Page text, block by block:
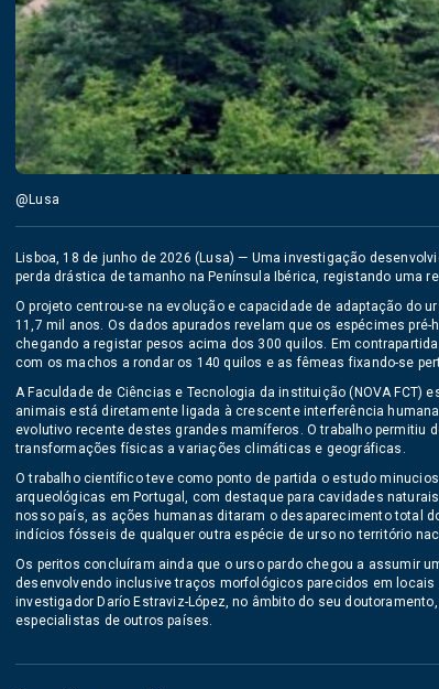
@Lusa
Lisboa, 18 de junho de 2026 (Lusa) — Uma investigação
perda drástica de tamanho na Península Ibérica, registando uma
O projeto centrou-se na evolução e capacidade de adaptação do
11,7 mil anos. Os dados apurados revelam que os espécimes
chegando a registar pesos acima dos 300 quilos. Em
com os machos a rondar os 140 quilos e as fêmeas fixando-se
A Faculdade de Ciências e Tecnologia da instituição (NOVA
animais está diretamente ligada à crescente interferência
evolutivo recente destes grandes mamíferos. O trabalho permitiu
transformações físicas a variações climáticas e geográficas.
O trabalho científico teve como ponto de partida o estudo
arqueológicas em Portugal, com destaque para cavidades
nosso país, as ações humanas ditaram o desaparecimento total
indícios fósseis de qualquer outra espécie de urso no território
Os peritos concluíram ainda que o urso pardo chegou a assumir
desenvolvendo inclusive traços morfológicos parecidos em
investigador Darío Estraviz-López, no âmbito do seu
especialistas de outros países.